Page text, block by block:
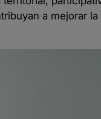
a mejorar la